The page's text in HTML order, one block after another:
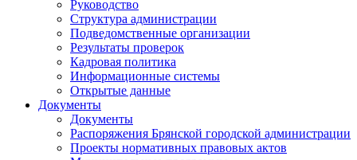
Руководство
Структура администрации
Подведомственные организации
Результаты проверок
Кадровая политика
Информационные системы
Открытые данные
Документы
Документы
Распоряжения Брянской городской администрации
Проекты нормативных правовых актов